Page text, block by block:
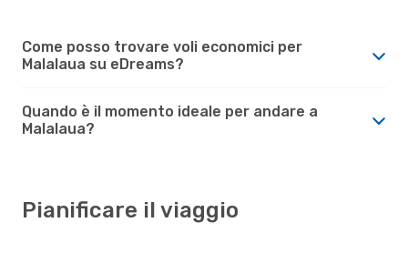
Come posso trovare voli economici per
Malalaua su eDreams?
Quando è il momento ideale per andare a
Malalaua?
Pianificare il viaggio